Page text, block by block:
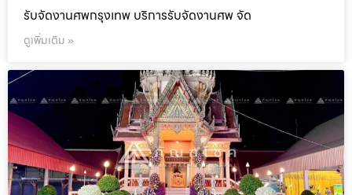
รับจัดงานศพกรุงเทพ บริการรับจัดงานศพ จัด
ดูเพิ่มเติม »